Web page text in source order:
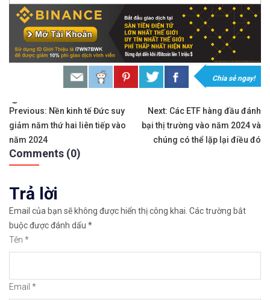
𝘟𝘦𝘮 𝘤𝘩𝘪 𝘵𝘪ế𝘵: https://chungkhoanforex.com/
𝐆𝐢𝐚𝐨 𝐝ị𝐜𝐡 𝐕à𝐧𝐠 𝐯ớ𝐢 𝐂𝐡ê𝐧𝐡 𝐋ệ𝐜𝐡 𝐜ự𝐜 𝐭𝐡ấ𝐩, 𝐓𝐡𝐚𝐧𝐡
𝘔ở 𝘵à𝘪 𝘬𝘩𝘰ả𝘯 𝘵𝘳ê𝘯 𝘴à𝘯 𝘌𝘹𝘯𝘦𝘴𝘴 𝘜𝘺 𝘛í𝘯 𝘷à 𝘱𝘩ù
𝘔ở 𝘵à𝘪 𝘬𝘩𝘰ả𝘯 𝘵𝘳ê𝘯 𝘴à𝘯 𝘐𝘊𝘔𝘢𝘳𝘬𝘦𝘵𝘴 𝘯ổ𝘪 𝘵𝘪ế𝘯𝘨
https://chungkhoanforex.com/phan-tich-ky-
Cảm ơn bạn đã xem thông tin
#icmarkets #exness #taichinh #dautu #vang
Chia sẻ ngay!
Tags:
Điều
hướng
bài
viết
Previous: Nền kinh tế Đức suy
giảm năm thứ hai liên tiếp vào
năm 2024
Next: Các ETF hàng đầu đánh
bại thị trường vào năm 2024 và
chúng có thể lặp lại điều đó
Comments (0)
Trả lời
Email của bạn sẽ không được hiển thị công khai. Các trường bắt
buộc được đánh dấu *
Tên *
Email *